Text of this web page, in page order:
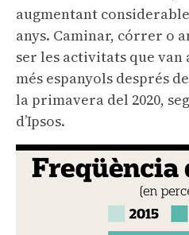
augmentant
anys. Caminar, córrer o
ser les activitats que
més espanyols després
la primavera del 2020,
d’Ipsos.